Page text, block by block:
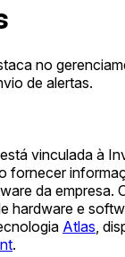
no
de alertas.
vinculada à
fornecer
da empresa.
hardware e
Atlas ,
.